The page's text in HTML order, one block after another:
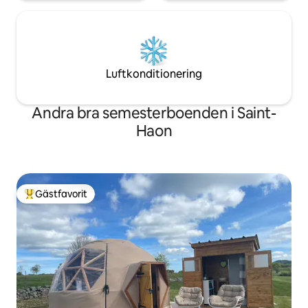
Luftkonditionering
Andra bra semesterboenden i Saint-
Haon
Populär gästfavorit
Gästfavorit